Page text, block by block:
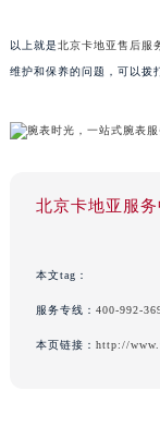
以上就是北京卡地亚售后服
维护和保养的问题，可以拨
北京卡地亚服
本文tag：
服务专线： 400-992-
本页链接： http://